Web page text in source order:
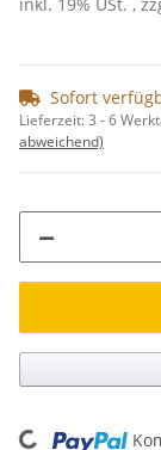
Sofort
Lieferzeit:3 - 6
abweichend)